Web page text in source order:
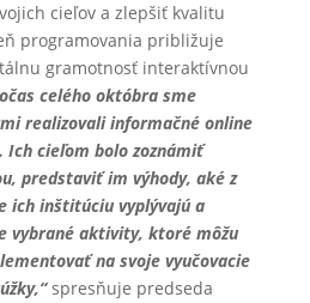
cieľov a zlepšiť kvalitu
programovania približuje
gramotnosť interaktívnou
celého októbra sme
realizovali informačné online
cieľom bolo zoznámiť
predstaviť im výhody, aké z
ich inštitúciu vyplývajú a
vybrané aktivity, ktoré môžu
na svoje vyučovacie
spresňuje predseda